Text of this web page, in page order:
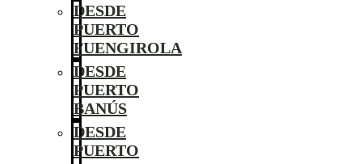
DESDE
PUERTO
FUENGIROLA
DESDE
PUERTO
BANÚS
DESDE
PUERTO